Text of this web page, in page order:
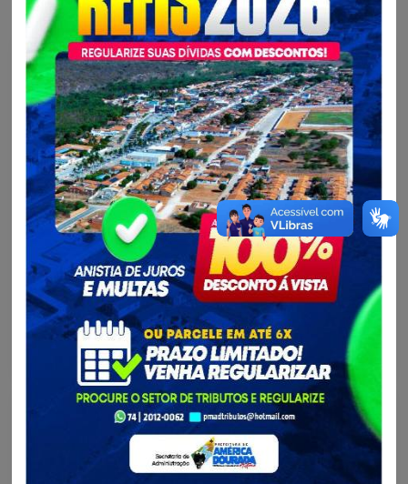
Infraestrutura, Serviços Públicos...
Mais uma obra em fase de finalização
O piso intertravado já é uma realidade e a Praça João Neri de
Barros tá quase pronta pra receber nossos munícipes!
Continue lendo